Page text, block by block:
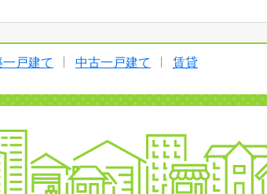
一戸建て 中古一戸建て 賃貸